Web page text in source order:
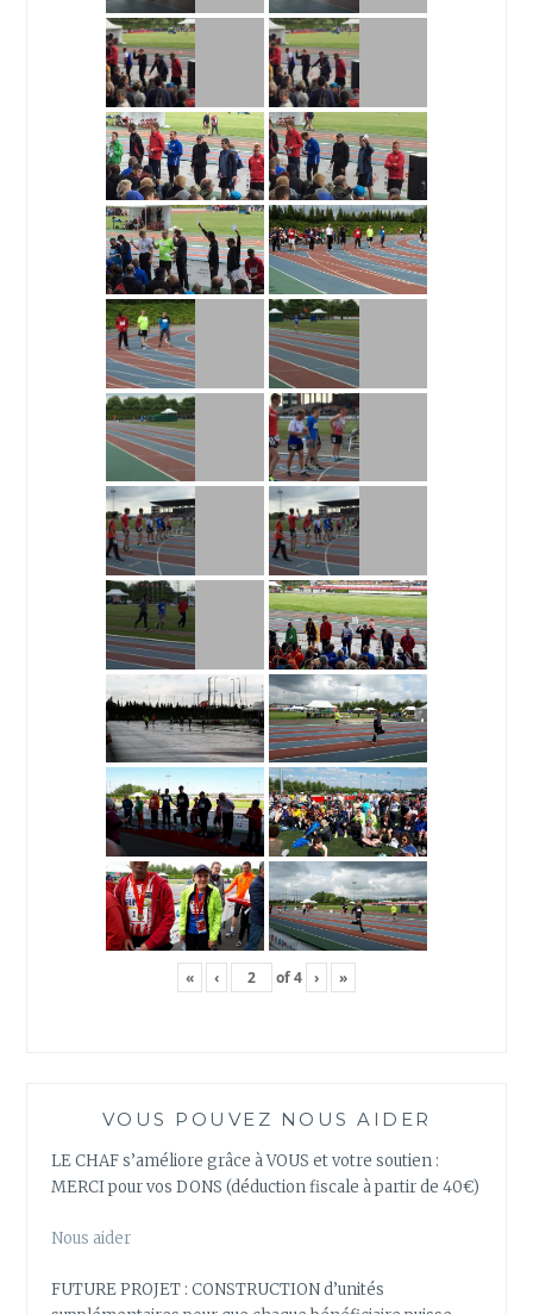
« ‹ of4 › »
VOUS POUVEZ NOUS AIDER
LE CHAF s’améliore grâce à VOUS et votre soutien :
MERCI pour vos DONS (déduction fiscale à partir de 40€)
Nous aider
FUTURE PROJET : CONSTRUCTION d’unités